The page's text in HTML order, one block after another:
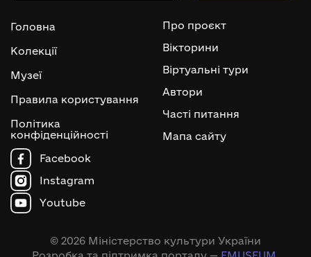
Головна
Колекції
Музеї
Правила користування
Політика
конфіденційності
Про проєкт
Вікторини
Віртуальні тури
Автори
Часті питання
Мапа сайту
Facebook
Instagram
Youtube
© 2026 Міністерство культури України